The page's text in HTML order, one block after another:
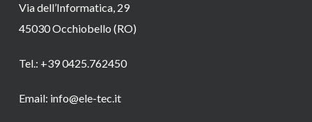
Via dell’Informatica, 29
45030 Occhiobello (RO)
Tel.: +39 0425.762450
Email: info@ele-tec.it